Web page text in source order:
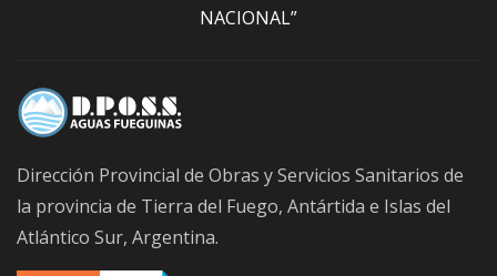
NACIONAL”
Dirección Provincial de Obras y Servicios Sanitarios de
la provincia de Tierra del Fuego, Antártida e Islas del
Atlántico Sur, Argentina.